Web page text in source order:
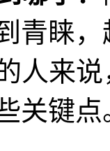
青睐
人来
关键点